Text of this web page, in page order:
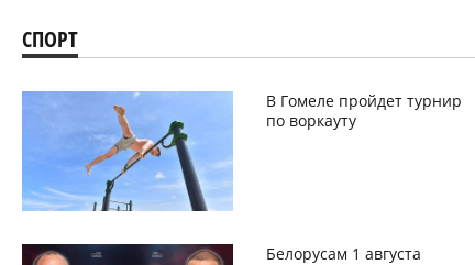
СПОРТ
В Гомеле пройдет турнир
по воркауту
Белорусам 1 августа